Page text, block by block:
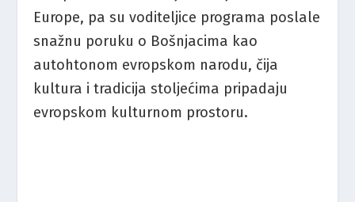
Europe, pa su voditeljice programa poslale
snažnu poruku o Bošnjacima kao
autohtonom evropskom narodu, čija
kultura i tradicija stoljećima pripadaju
evropskom kulturnom prostoru.